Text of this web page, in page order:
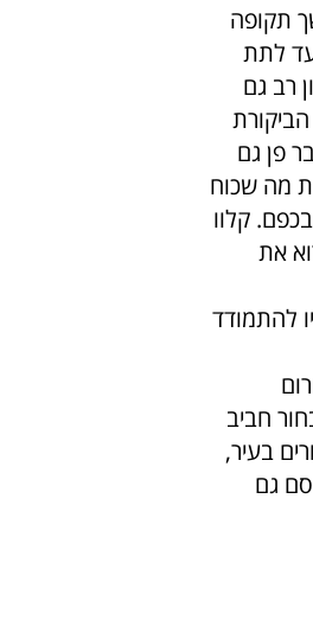
תקופה
לתת
רב גם
פן גם
מה שכוח
קלוו
את
להתמודד
חביב
בעיר,
גם